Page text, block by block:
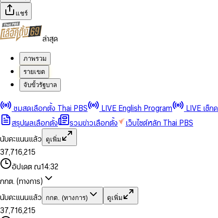
แชร์
ล่าสุด
ภาพรวม
รายเขต
จับขั้วรัฐบาล
ชมสดเลือกตั้ง Thai PBS LIVE English Program
LIVE เช็ก
สรุปผลเลือกตั้ง
รวมข่าวเลือกตั้ง
เว็บไซต์หลัก Thai PBS
นับคะแนนแล้ว
ดูเพิ่ม
0
1
2
3
4
5
6
8
9
2
3
4
5
6
7
8
9
,
0
2
4
6
7
8
9
0
1
2
3
4
5
6
7
8
1
3
5
6
7
8
9
,
1
2
4
5
7
8
9
0
1
3
4
6
7
8
0
2
3
4
5
7
8
อัปเดต ณ14:32
กกต. (ทางการ)
นับคะแนนแล้ว
กกต. (ทางการ) ดูเพิ่ม
0
1
2
3
0
1
2
4
5
6
7,
0
1
2
4
6
7
0
1
0
1
3
5
6,
1
2
0
1
0
2
3
4
5